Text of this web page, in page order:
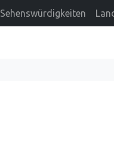
Sehenswürdigkeiten